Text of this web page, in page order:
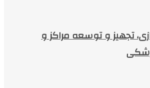
تجهیز و توسعه مراکز و